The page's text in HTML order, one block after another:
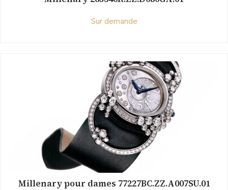
Sur demande
Millenary pour dames 77227BC.ZZ.A007SU.01